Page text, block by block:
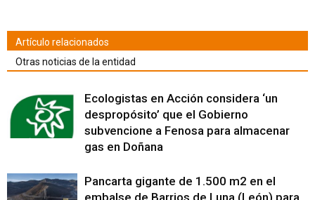
Artículo relacionados
Otras noticias de la entidad
Ecologistas en Acción considera ‘un
despropósito’ que el Gobierno
subvencione a Fenosa para almacenar
gas en Doñana
Pancarta gigante de 1.500 m2 en el
embalse de Barrios de Luna (León) para